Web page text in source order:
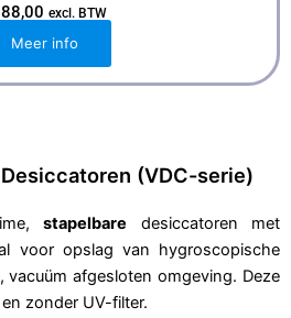
excl. BTW
Meer info
(VDC-serie)
stapelbare desiccatoren met
voor opslag van hygroscopische
vacuüm afgesloten omgeving. Deze
zonder UV-filter.